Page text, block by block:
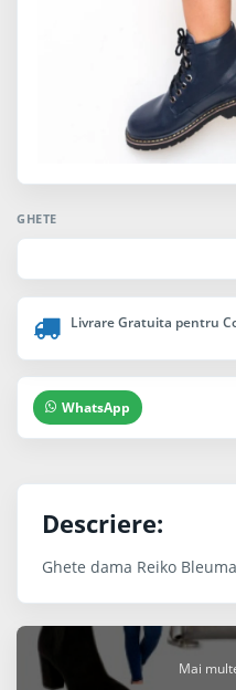
GHETE
Livrare Gratuita pentru
WhatsApp
Descriere:
Ghete dama Reiko
Mai